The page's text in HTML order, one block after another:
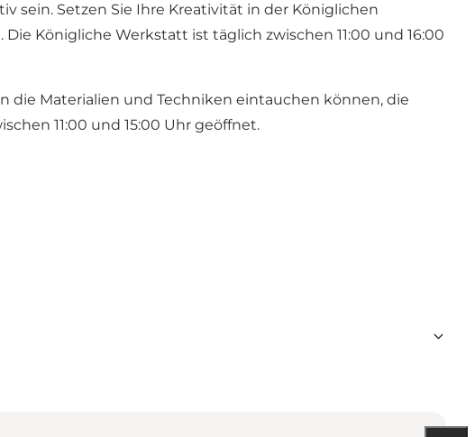
sein. Setzen Sie Ihre Kreativität in der Königlichen
Königliche Werkstatt ist täglich zwischen 11:00 und 16:00
die Materialien und Techniken eintauchen können, die
11:00 und 15:00 Uhr geöffnet.